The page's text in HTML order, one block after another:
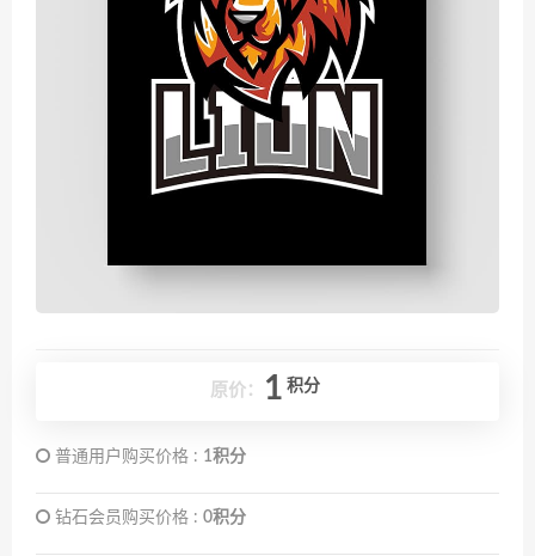
原价： 1 积分
普通用户购买价格 : 1积分
钻石会员购买价格 : 0积分